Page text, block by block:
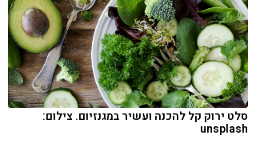
סלט ירוק קל להכנה ועשיר במגנזיום. צילום:
unsplash